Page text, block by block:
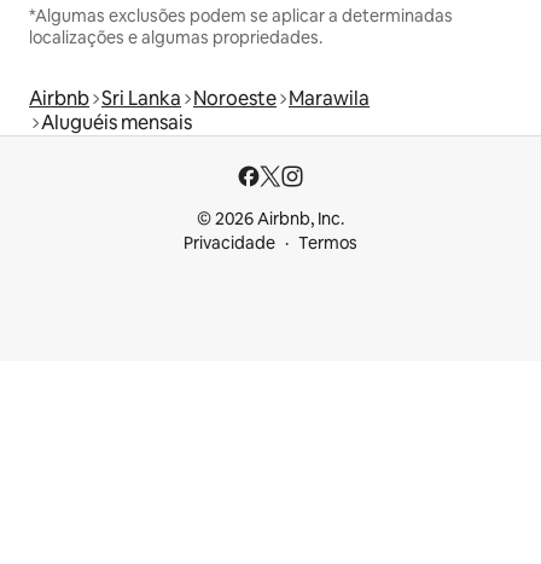
*Algumas exclusões podem se aplicar a determinadas
localizações e algumas propriedades.
Airbnb Sri Lanka Noroeste Marawila
Aluguéis mensais
© 2026 Airbnb, Inc.
Privacidade
Termos